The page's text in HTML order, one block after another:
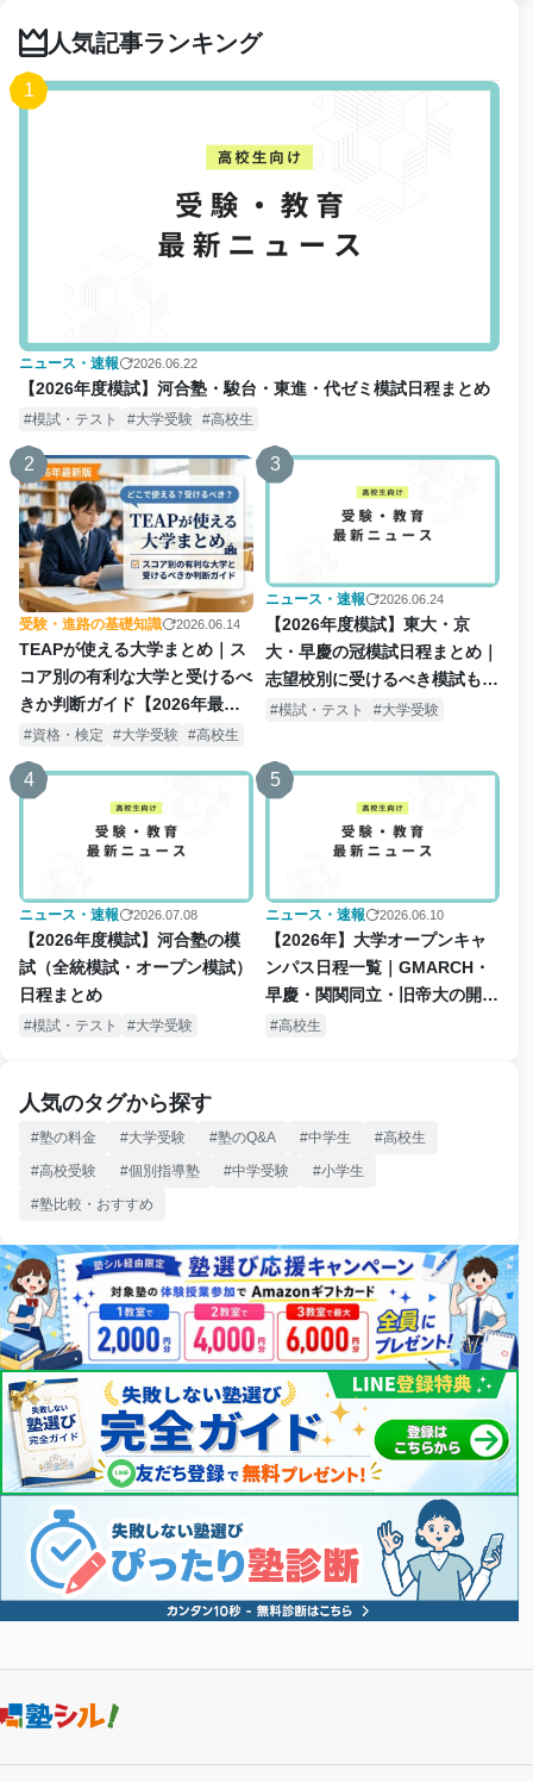
人気記事ランキング
1
ニュース・速報 2026.06.22
【2026年度模試】河合塾・駿台・東進・代ゼミ模試日程まとめ
模試・テスト 大学受験 高校生
2
受験・進路の基礎知識 2026.06.14
TEAPが使える大学まとめ｜ス
コア別の有利な大学と受けるべ
きか判断ガイド【2026年最新
版】
資格・検定 大学受験 高校生
3
ニュース・速報 2026.06.24
【2026年度模試】東大・京
大・早慶の冠模試日程まとめ｜
志望校別に受けるべき模試も解
説模試・テスト 大学受験
4
ニュース・速報 2026.07.08
【2026年度模試】河合塾の模
試（全統模試・オープン模試）
日程まとめ
模試・テスト 大学受験
5
ニュース・速報 2026.06.10
【2026年】大学オープンキャ
ンパス日程一覧｜GMARCH・
早慶・関関同立・旧帝大の開催
日・予約情報
高校生
人気のタグから探す
塾の料金 大学受験 塾のQ&A 中学生
高校生
高校受験
個別指導塾 中学受験
小学生
塾比較・おすすめ